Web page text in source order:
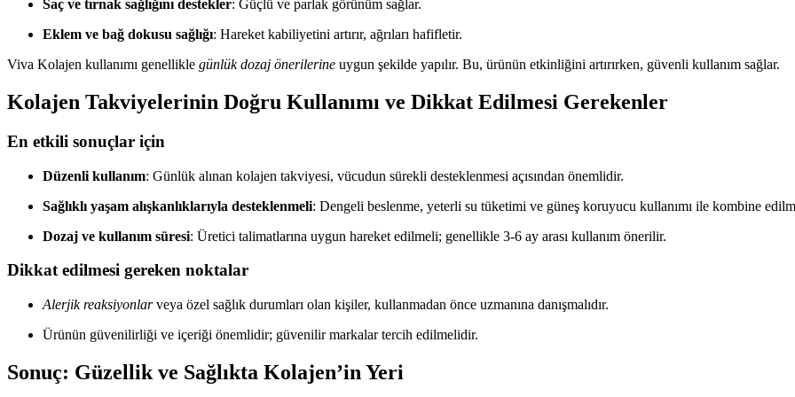
Saç ve tırnak sağlığını destekler: Güçlü ve parlak görünüm sağlar.
Eklem ve bağ dokusu sağlığı: Hareket kabiliyetini artırır, ağrıları hafifletir.
Viva Kolajen kullanımı genellikle günlük dozaj önerilerine uygun şekilde yapılır. Bu, ürünün etkinliğini artırırken, güvenli kullanım sağlar.
Kolajen Takviyelerinin Doğru Kullanımı ve Dikkat Edilmesi Gerekenler
En etkili sonuçlar için
Düzenli kullanım: Günlük alınan kolajen takviyesi, vücudun sürekli desteklenmesi açısından önemlidir.
Sağlıklı yaşam alışkanlıklarıyla desteklenmeli: Dengeli beslenme, yeterli su tüketimi ve güneş koruyucu kullanımı ile kombine
Dozaj ve kullanım süresi: Üretici talimatlarına uygun hareket edilmeli; genellikle 3-6 ay arası kullanım önerilir.
Dikkat edilmesi gereken noktalar
Alerjik reaksiyonlarveya özel sağlık durumları olan kişiler, kullanmadan önce uzmanına danışmalıdır.
Ürünün güvenilirliği ve içeriği önemlidir; güvenilir markalar tercih edilmelidir.
Sonuç: Güzellik ve Sağlıkta Kolajen’in Yeri